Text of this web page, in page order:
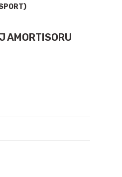
AMORTISORU